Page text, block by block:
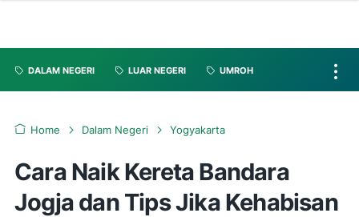
DALAM NEGERI LUAR NEGERI UMROH
Home Dalam Negeri Yogyakarta
Cara Naik Kereta Bandara
Jogja dan Tips Jika Kehabisan